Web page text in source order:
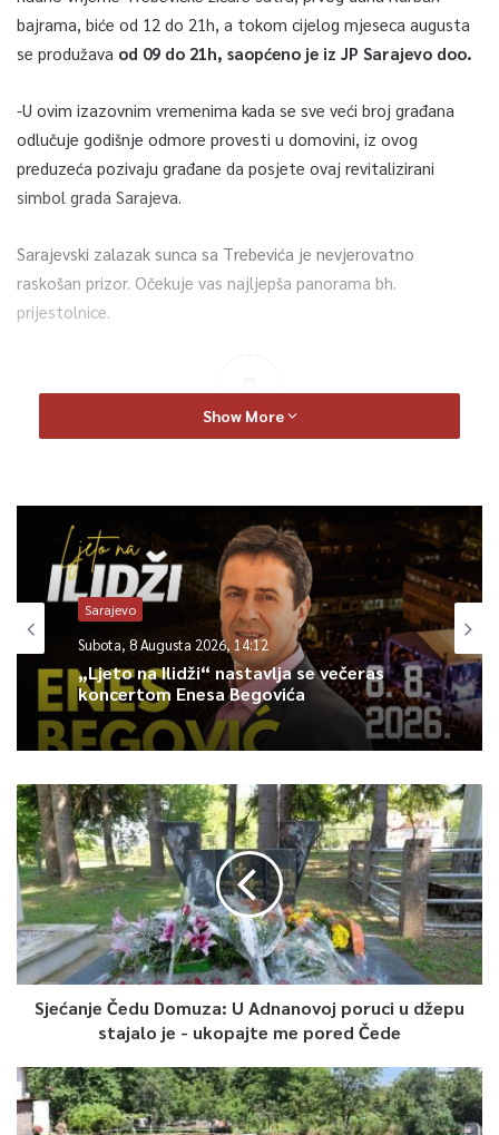
bajrama, biće od 12 do 21h, a tokom cijelog mjeseca augusta
se produžava od 09 do 21h, saopćeno je iz JP Sarajevo doo.
-U ovim izazovnim vremenima kada se sve veći broj građana
odlučuje godišnje odmore provesti u domovini, iz ovog
preduzeća pozivaju građane da posjete ovaj revitalizirani
simbol grada Sarajeva.
Sarajevski zalazak sunca sa Trebevića je nevjerovatno
raskošan prizor. Očekuje vas najljepša panorama bh.
prijestolnice.
0
Article Rating
Show More
Sarajevo
Subota, 8 Augusta 2026, 14:12
„Ljeto na Ilidži“ nastavlja se večeras
koncertom Enesa Begovića
Sjećanje Čedu Domuza: U Adnanovoj poruci u džepu
stajalo je - ukopajte me pored Čede